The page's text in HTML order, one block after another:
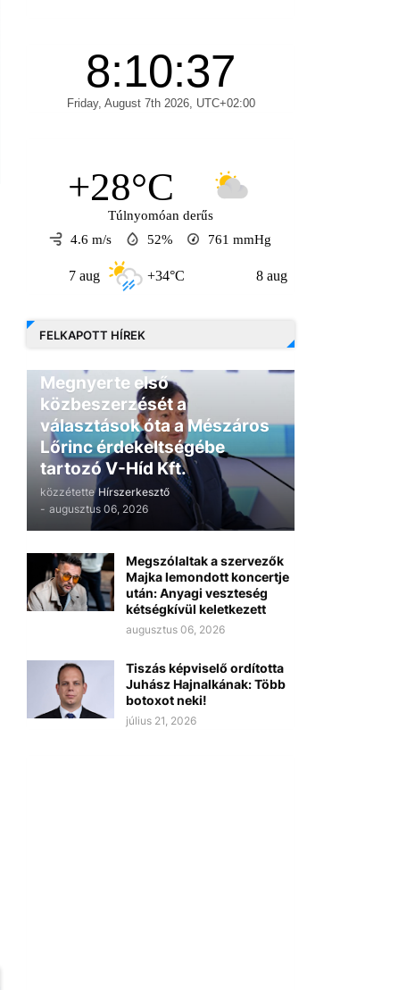
+28°C
Túlnyomóan derűs
4.6 m/s
52% 761 mmHg
+34°C +31°C
FELKAPOTT HÍREK
Megnyerte első
közbeszerzését a
választások óta a Mészáros
Lőrinc érdekeltségébe
tartozó V-Híd Kft.
közzétette Hírszerkesztő
- augusztus 06, 2026
Megszólaltak a szervezők
Majka lemondott koncertje
után: Anyagi veszteség
kétségkívül keletkezett
augusztus 06, 2026
Tiszás képviselő ordította
Juhász Hajnalkának: Több
botoxot neki!
július 21, 2026